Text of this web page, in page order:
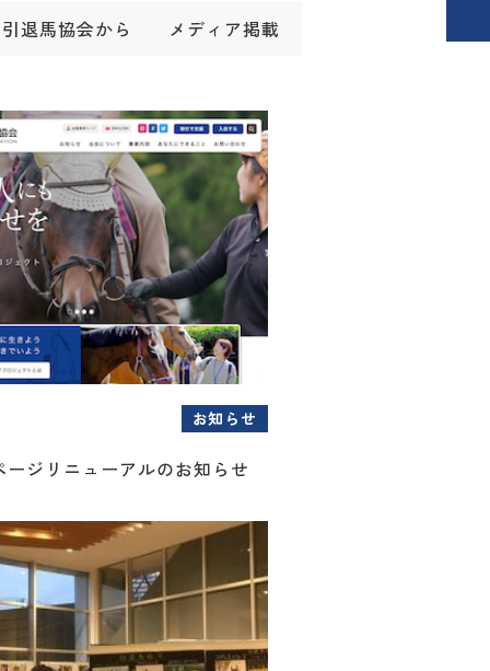
引退馬協会から メディア掲載
お知らせ
ージリニューアルのお知らせ